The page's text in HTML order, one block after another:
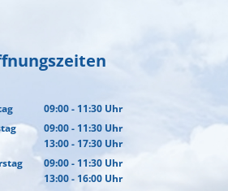
09:00- 11:30Uhr
Von 09:00 bis 11:30 Uhr
09:00- 11:30Uhr
Von 09:00 bis 11:30 Uhr
13:00- 17:30Uhr
Von 13:00 bis 17:30 Uhr
09:00- 11:30Uhr
Von 09:00 bis 11:30 Uhr
13:00- 16:00Uhr